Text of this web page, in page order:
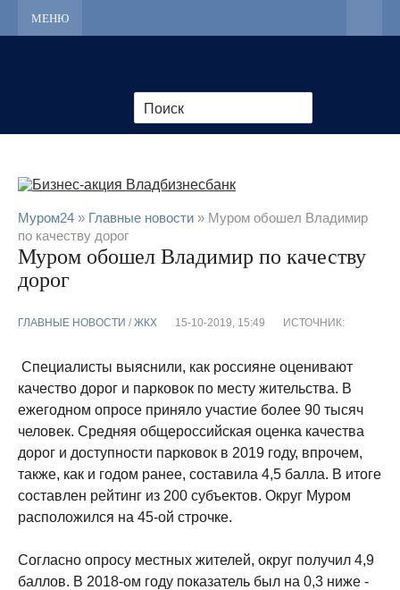
МЕНЮ
Муром24 » Главные новости » Муром обошел Владимир
по качеству дорог
Муром обошел Владимир по качеству
дорог
ГЛАВНЫЕ НОВОСТИ / ЖКХ 15-10-2019, 15:49 ИСТОЧНИК:
Специалисты выяснили, как россияне оценивают
качество дорог и парковок по месту жительства. В
ежегодном опросе приняло участие более 90 тысяч
человек. Средняя общероссийская оценка качества
дорог и доступности парковок в 2019 году, впрочем,
также, как и годом ранее, составила 4,5 балла. В итоге
составлен рейтинг из 200 субъектов. Округ Муром
расположился на 45-ой строчке.
Согласно опросу местных жителей, округ получил 4,9
баллов. В 2018-ом году показатель был на 0,3 ниже -